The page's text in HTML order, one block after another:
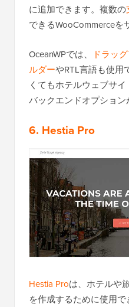
に追加できます。複数の
できるWooCommerceを
OceanWPでは、
ドラッ
ルダーやRTL言語も使用
くてもホテルウェブサ
バックエンドオプション
6. Hestia Pro
Hestia Proは、ホテルや
を作成するために使用